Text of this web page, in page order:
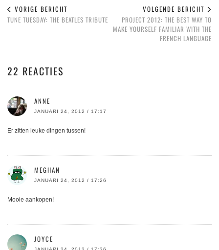
VORIGE BERICHT
TUNE TUESDAY: THE BEATLES TRIBUTE
VOLGENDE BERICHT
PROJECT 2012: THE BEST WAY TO
MAKE YOURSELF FAMILIAR WITH THE
FRENCH LANGUAGE
22 REACTIES
ANNE
JANUARI 24, 2012 / 17:17
Er zitten leuke dingen tussen!
MEGHAN
JANUARI 24, 2012 / 17:26
Mooie aankopen!
JOYCE